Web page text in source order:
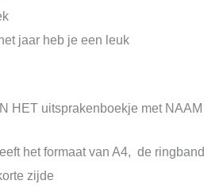
jaar heb je een leuk
HET uitsprakenboekje met NAAM
het formaat van A4, de ringband
zijde